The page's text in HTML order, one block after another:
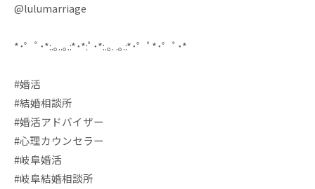
@lulumarriage
*･゜ﾟ･*:.｡..｡.:*･*:ﾟ･*:.｡. .｡.:*･゜ﾟ*･゜ﾟ･*
#婚活
#結婚相談所
#婚活アドバイザー
#心理カウンセラー
#岐阜婚活
#岐阜結婚相談所